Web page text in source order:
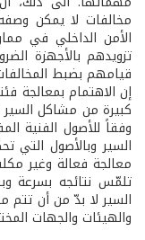
مخالفات لا يمكن
الأمن الداخلي في
تزويدهم بالأجهزة
قيامهم بضبط
إن الاهتمام بمعالجة
كبيرة من مشاكل السير
وفقاً للأصول الفنية
السير وبالأصول التي
معالجة فعالة وغير
تلمّس نتائجه بسرعة
السير لا بدّ من أن تتم
والهيئات والجهات